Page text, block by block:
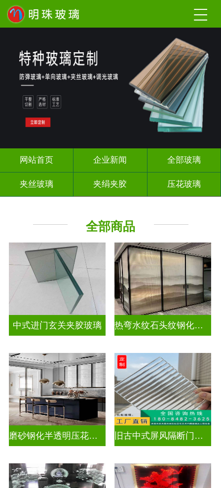
网站首页 企业新闻 全部玻璃
夹丝玻璃 夹绢夹胶 压花玻璃
工程玻璃
全部商品
中式进门玄关夹胶玻璃 热弯水纹石头纹钢化夹胶艺术玻璃
磨砂钢化半透明压花玻璃 旧古中式屏风隔断门窗压花玻璃